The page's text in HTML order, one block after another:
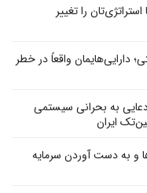
را تغییر
واقعاً در خطر
به بحرانی سیستمی
ایران
و به دست آوردن سرمایه